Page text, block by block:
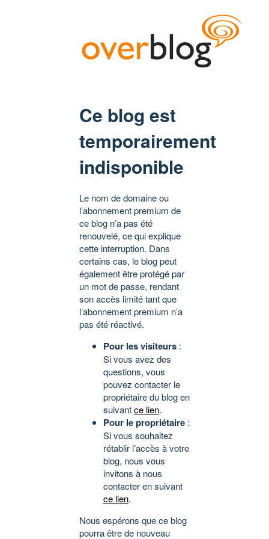
Ce blog est
temporairement
indisponible
Le nom de domaine ou
l’abonnement premium de
ce blog n’a pas été
renouvelé, ce qui explique
cette interruption. Dans
certains cas, le blog peut
également être protégé par
un mot de passe, rendant
son accès limité tant que
l’abonnement premium n’a
pas été réactivé.
Pour les visiteurs :
Si vous avez des
questions, vous
pouvez contacter le
propriétaire du blog en
suivantce lien.
Pour le propriétaire :
Si vous souhaitez
rétablir l’accès à votre
blog, nous vous
invitons à nous
contacter en suivant
ce lien.
Nous espérons que ce blog
pourra être de nouveau